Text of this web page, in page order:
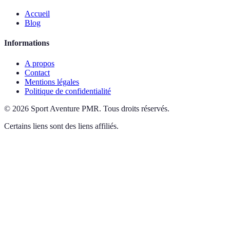
Accueil
Blog
Informations
A propos
Contact
Mentions légales
Politique de confidentialité
© 2026 Sport Aventure PMR. Tous droits réservés.
Certains liens sont des liens affiliés.